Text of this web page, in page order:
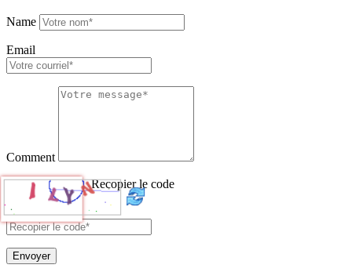
Name
Email
Comment
Recopier le code
Envoyer